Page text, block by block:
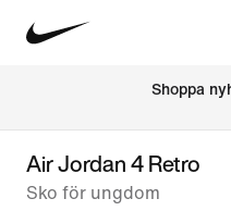
Shoppa
Air Jordan 4 Retro
Sko för ungdom